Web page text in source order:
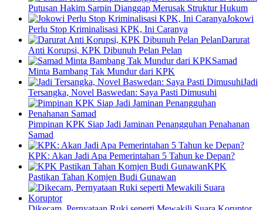
Putusan Hakim Sarpin Dianggap Merusak Struktur Hukum
Jokowi
Perlu Stop Kriminalisasi KPK, Ini Caranya
Darurat
Anti Korupsi, KPK Dibunuh Pelan Pelan
Samad
Minta Bambang Tak Mundur dari KPK
Jadi
Tersangka, Novel Baswedan: Saya Pasti Dimusuhi
Pimpinan KPK Siap Jadi Jaminan Penangguhan Penahanan
Samad
KPK: Akan Jadi Apa Pemerintahan 5 Tahun ke Depan?
KPK
Pastikan Tahan Komjen Budi Gunawan